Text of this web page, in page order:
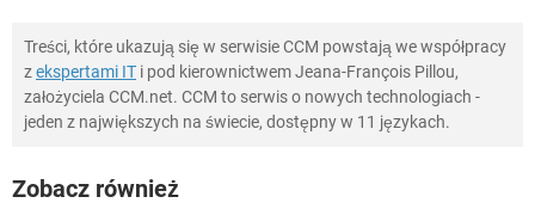
Treści, które ukazują się w serwisie CCM powstają we współpracy
zekspertami IT i pod kierownictwem Jeana-François Pillou,
założyciela CCM.net. CCM to serwis o nowych technologiach -
jeden z największych na świecie, dostępny w 11 językach.
Zobacz również